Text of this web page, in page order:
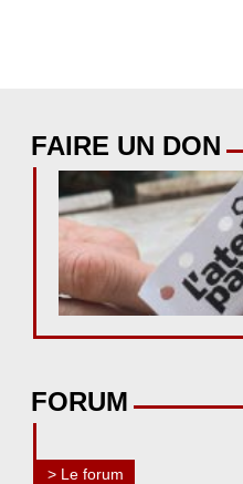
FAIRE UN DON
FORUM
> Le forum